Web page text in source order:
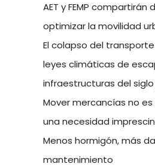
AET y FEMP compartirán
optimizar la movilidad
El colapso del transporte
leyes climáticas de
infraestructuras del
Mover mercancías no
una necesidad
Menos hormigón, más
mantenimiento